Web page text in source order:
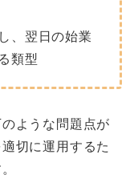
、翌日の始業
類型
ような問題点が
切に運用するた